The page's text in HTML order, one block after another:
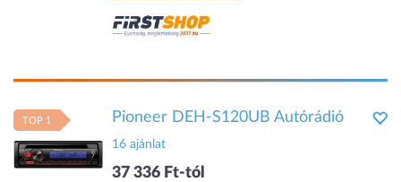
TOP 1 Pioneer DEH-S120UB Autórádió
16 ajánlat
37 336 Ft-tól